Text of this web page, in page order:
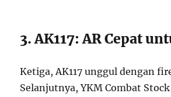
3. AK117: AR Cepat
Ketiga, AK117 unggul dengan
Selanjutnya, YKM Combat